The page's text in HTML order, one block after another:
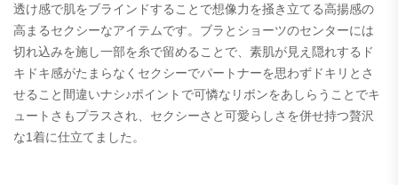
透け感で肌をブラインドすることで想像力を掻き立てる高揚感の
高まるセクシーなアイテムです。ブラとショーツのセンターには
切れ込みを施し一部を糸で留めることで、素肌が見え隠れするド
キドキ感がたまらなくセクシーでパートナーを思わずドキリとさ
せること間違いナシ♪ポイントで可憐なリボンをあしらうことでキ
ュートさもプラスされ、セクシーさと可愛らしさを併せ持つ贅沢
な1着に仕立てました。